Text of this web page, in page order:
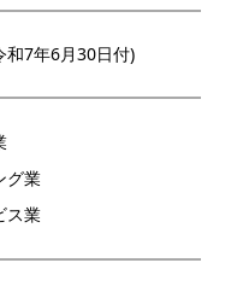
和7年6月30日付)
グ業
ス業